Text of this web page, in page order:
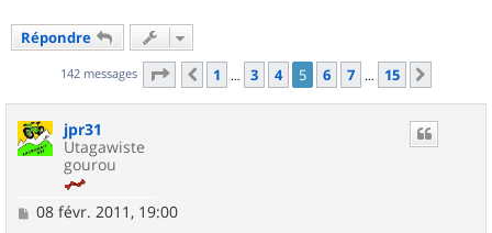
Répondre
142 messages Page 5sur 15
Précédent
1 … 3 4 5 6 7 … 15
jpr31
Utagawiste
gourou
M
08 févr. 2011, 19:00